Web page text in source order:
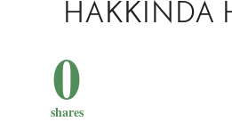
HAKKINDA
0
shares